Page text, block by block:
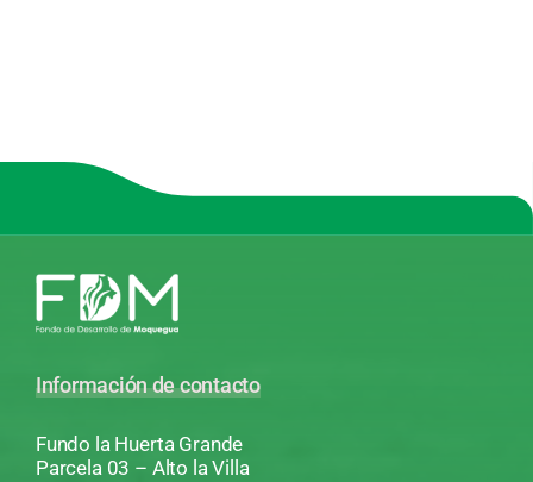
Información de contacto
Fundo la Huerta Grande
Parcela 03 – Alto la Villa